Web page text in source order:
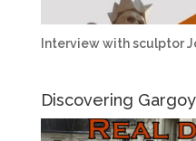
Interview with sculptor
Discovering